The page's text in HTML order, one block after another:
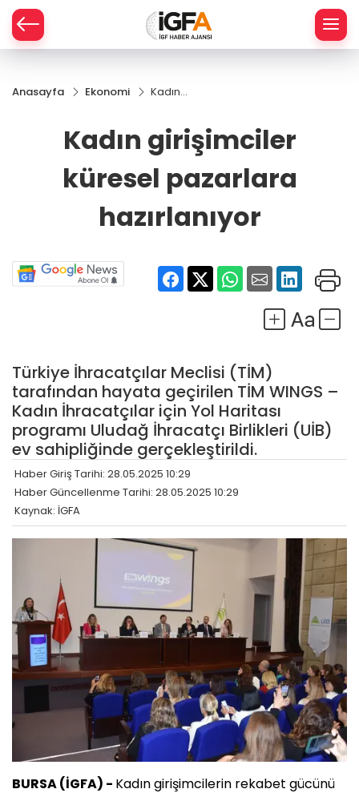
Anasayfa Ekonomi
Kadın
pazarlara
hazırlanıyor
Kadın girişimciler
küresel pazarlara
hazırlanıyor
Türkiye İhracatçılar Meclisi (TİM)
tarafından hayata geçirilen TİM WINGS –
Kadın İhracatçılar için Yol Haritası
programı Uludağ İhracatçı Birlikleri (UİB)
ev sahipliğinde gerçekleştirildi.
Haber Giriş Tarihi: 28.05.2025 10:29
Haber Güncellenme Tarihi: 28.05.2025 10:29
Kaynak: İGFA
BURSA (İGFA) - Kadın girişimcilerin rekabet gücünü